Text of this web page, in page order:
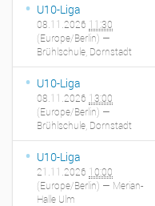
U10-Liga
08.11.2026 11:30
(Europe/Berlin) —
Brühlschule, Dornstadt
U10-Liga
08.11.2026 13:00
(Europe/Berlin) —
Brühlschule, Dornstadt
U10-Liga
21.11.2026 10:00
(Europe/Berlin) — Merian-
Halle Ulm